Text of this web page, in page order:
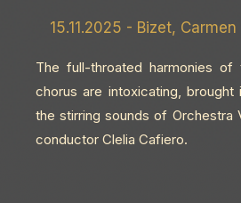
15.11.2025 - Bizet,
The full-throated harmonies of
chorus are intoxicating,
the stirring sounds of Orchestra
conductor Clelia Cafiero.